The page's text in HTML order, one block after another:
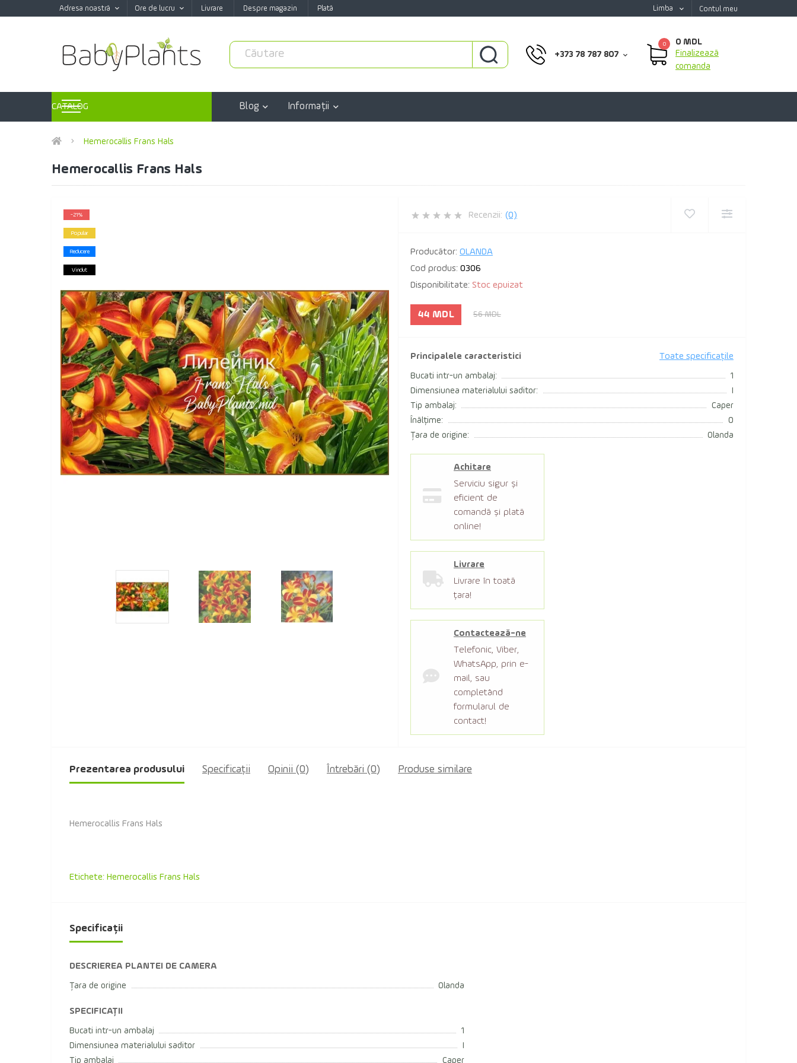
Adresa noastră Ore de lucru Livrare Despre magazin Plată Limba Contul meu
+373 78 787 807
0
0 MDL
Finalizează
comanda
CATALOG Blog Informaţii
Hemerocallis Frans Hals
Hemerocallis Frans Hals
-21%
Popular
Reducere
Vindut
Recenzii: (0)
Producător: OLANDA
Cod produs: 0306
Disponibilitate: Stoc epuizat
44 MDL 56 MDL
Principalele caracteristici Toate specificațile
Bucati intr-un ambalaj:
1
Dimensiunea materialului saditor:
Tip ambalaj:
Caper
Înălțime:
0
Țara de origine:
Olanda
Achitare
Serviciu sigur şi
eficient de
comandă şi plată
online!
Livrare
Livrare în toată
țara!
Contactează-ne
Telefonic, Viber,
WhatsApp, prin e-
mail, sau
completând
formularul de
contact!
Prezentarea produsului Specificaţii Opinii (0) Întrebări (0) Produse similare
Hemerocallis Frans Hals
Etichete: Hemerocallis Frans Hals
Specificații
DESCRIEREA PLANTEI DE CAMERA
Țara de origine Olanda
SPECIFICAȚII
Bucati intr-un ambalaj
1
Dimensiunea materialului saditor
Tip ambalaj
Caper